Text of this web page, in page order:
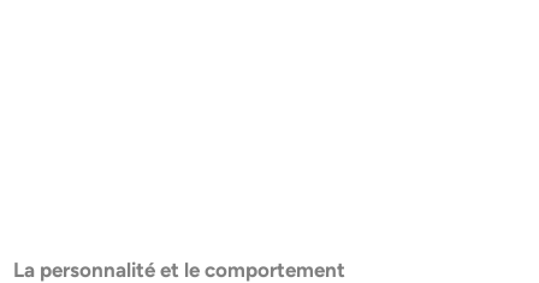
La personnalité et le comportement